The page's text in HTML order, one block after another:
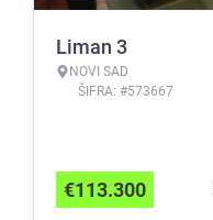
Liman 3
NOVI SAD
ŠIFRA: #573667
€113.300